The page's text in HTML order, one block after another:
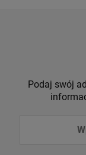
Podaj swój